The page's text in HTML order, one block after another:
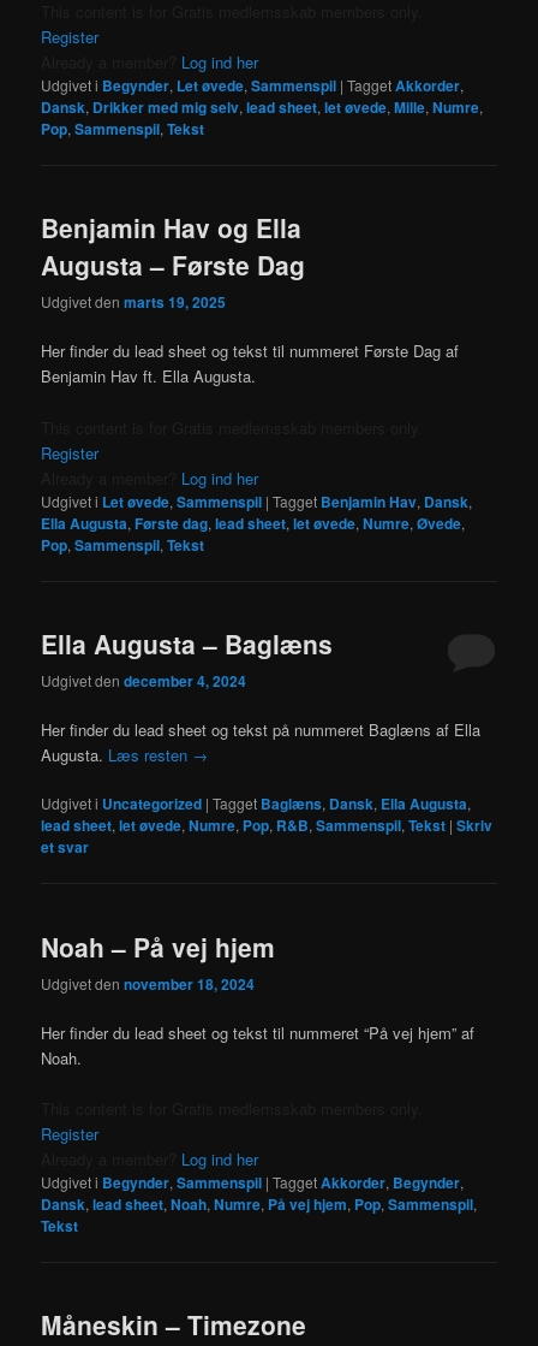
Register
Log ind her
Udgivet i Begynder, Let øvede,Sammenspil |TaggetAkkorder,
Dansk, Drikker med mig selv,lead sheet,let øvede,Mille,Numre,
Pop,Sammenspil,Tekst
Benjamin Hav og Ella
Augusta – Første Dag
Udgivet denmarts 19, 2025
Her finder du lead sheet og tekst til nummeret Første Dag af
Benjamin Hav ft. Ella Augusta.
Register
Log ind her
Udgivet i Let øvede,Sammenspil |Tagget Benjamin Hav, Dansk,
Ella Augusta,Første dag,lead sheet,let øvede,Numre,Øvede,
Pop,Sammenspil,Tekst
Ella Augusta – Baglæns
Udgivet dendecember 4, 2024
Her finder du lead sheet og tekst på nummeret Baglæns af Ella
Augusta. Læs resten →
Udgivet i Uncategorized |Tagget Baglæns, Dansk, Ella Augusta,
lead sheet,let øvede,Numre, Pop, R&B,Sammenspil,Tekst |Skriv
et svar
Noah – På vej hjem
Udgivet dennovember 18, 2024
Her finder du lead sheet og tekst til nummeret “På vej hjem” af
Noah.
Register
Log ind her
Udgivet i Begynder,Sammenspil |TaggetAkkorder, Begynder,
Dansk,lead sheet,Noah,Numre, På vej hjem, Pop,Sammenspil,
Tekst
Måneskin – Timezone